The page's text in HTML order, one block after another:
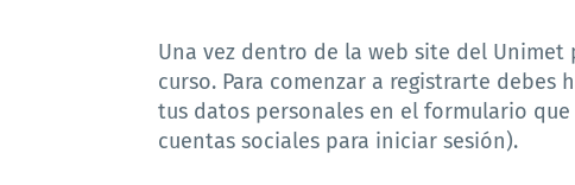
Una vez dentro de la web site del
curso. Para comenzar a registrarte debes
tus datos personales en el formulario
cuentas sociales para iniciar sesión).